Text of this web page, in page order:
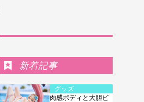
新着記事
グッズ
肉感ボディと大胆ビ